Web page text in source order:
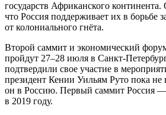
государств Африканского
что Россия поддерживает их в борьбе
от колониального гнёта.
Второй саммит и экономический
пройдут 27–28 июля в Санкт-
подтвердили свое участие в
президент Кении Уильям Руто пока не
он в Россию. Первый саммит Россия —
в 2019 году.